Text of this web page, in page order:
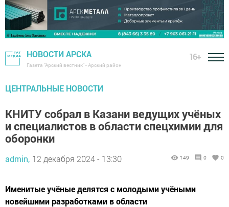
НОВОСТИ АРСКА
Газета "Арский вестник" - Арский район
16+
ЦЕНТРАЛЬНЫЕ НОВОСТИ
КНИТУ собрал в Казани ведущих учёных
и специалистов в области спецхимии для
оборонки
admin, 12 декабря 2024 - 13:30 149 0 0
Именитые учёные делятся с молодыми учёными
новейшими разработками в области